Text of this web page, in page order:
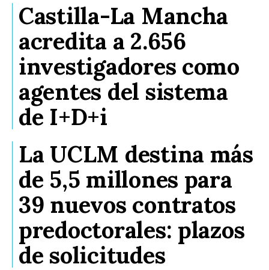
Castilla-La Mancha
acredita a 2.656
investigadores como
agentes del sistema
de I+D+i
La UCLM destina más
de 5,5 millones para
39 nuevos contratos
predoctorales: plazos
de solicitudes